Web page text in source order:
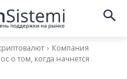
Компания
о том, когда начнется